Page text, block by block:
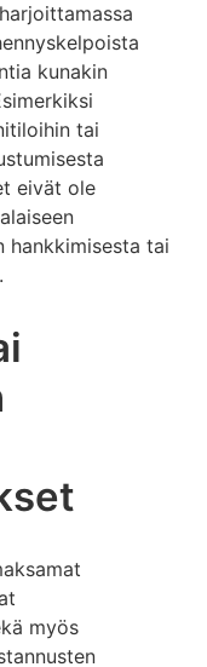
kunakin
tai
eivät ole
hankkimisesta tai
myös